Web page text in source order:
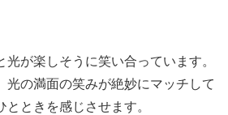
光が楽しそうに笑い合っています。
光の満面の笑みが絶妙にマッチして
ときを感じさせます。